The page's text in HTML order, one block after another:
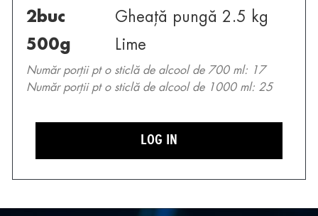
2buc
Gheață pungă 2.5 kg
500g Lime
Număr porții pt o sticlă de alcool de 700 ml: 17
Număr porții pt o sticlă de alcool de 1000 ml: 25
LOG IN